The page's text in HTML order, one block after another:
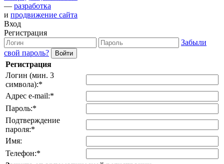
— разработка
и продвижение сайта
Вход
Регистрация
Забыли
свой пароль?
Регистрация
Логин (мин. 3
символа):*
Адрес e-mail:*
Пароль:*
Подтверждение
пароля:*
Имя:
Телефон:*